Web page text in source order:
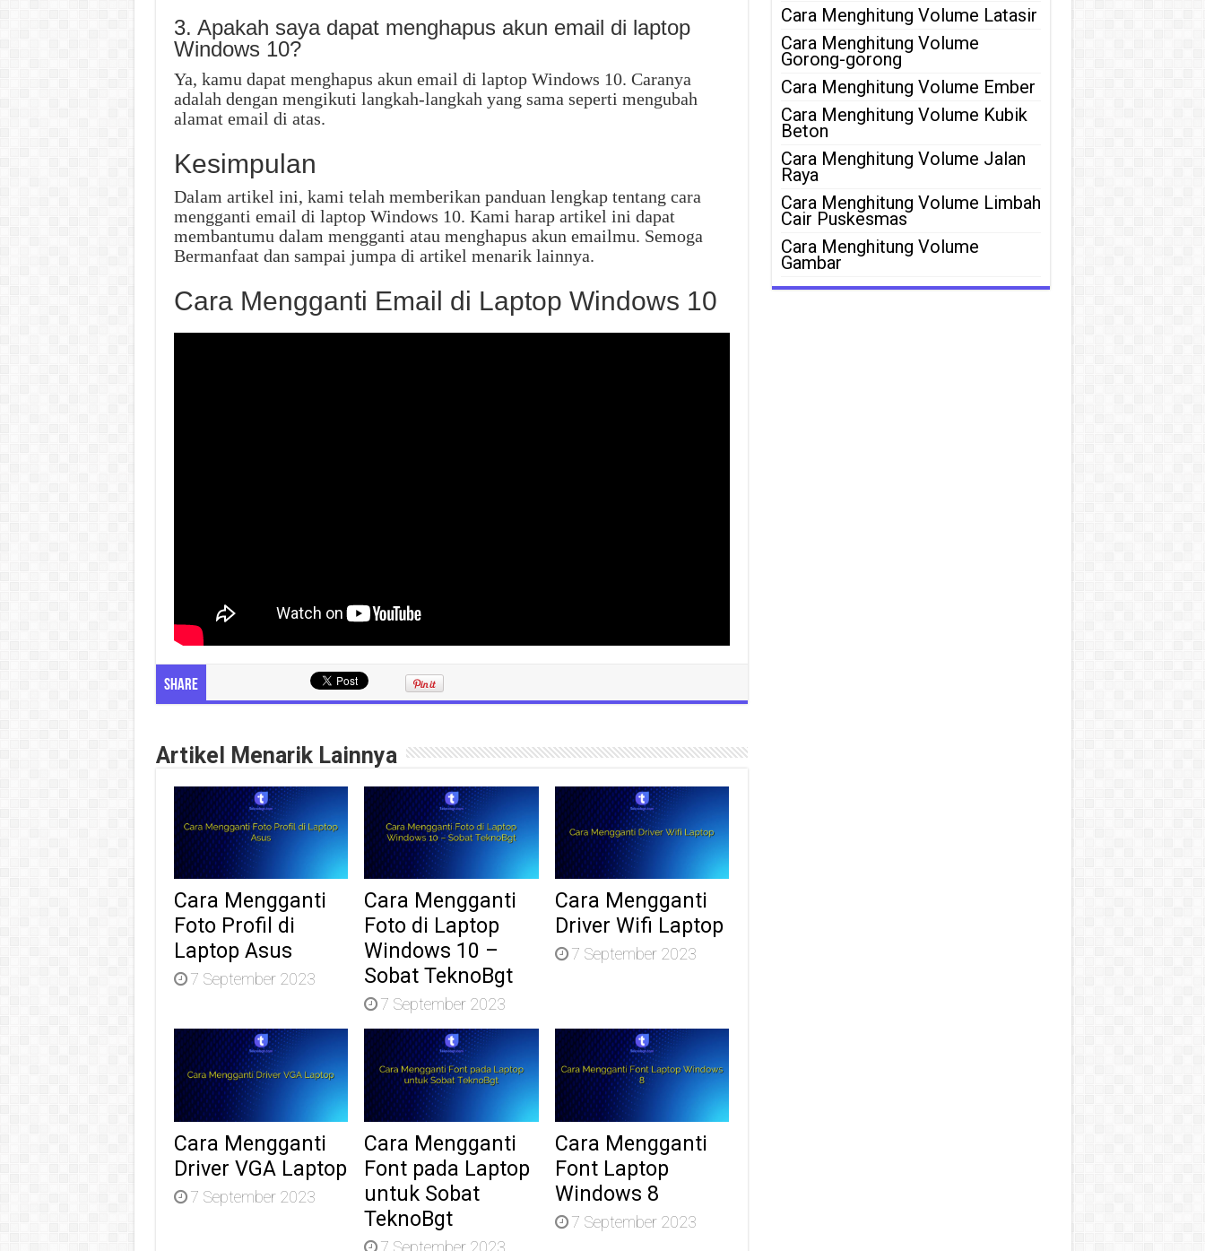
3. Apakah saya dapat menghapus akun email di laptop
Windows 10?
Ya, kamu dapat menghapus akun email di laptop Windows 10. Caranya
adalah dengan mengikuti langkah-langkah yang sama seperti mengubah
alamat email di atas.
Kesimpulan
Dalam artikel ini, kami telah memberikan panduan lengkap tentang cara
mengganti email di laptop Windows 10. Kami harap artikel ini dapat
membantumu dalam mengganti atau menghapus akun emailmu. Semoga
Bermanfaat dan sampai jumpa di artikel menarik lainnya.
Cara Mengganti Email di Laptop Windows 10
Share
Artikel Menarik Lainnya
Cara Mengganti
Foto Profil di
Laptop Asus
7 September 2023
Cara Mengganti
Foto di Laptop
Windows 10 –
Sobat TeknoBgt
7 September 2023
Cara Mengganti
Driver Wifi Laptop
7 September 2023
Cara Mengganti
Driver VGA Laptop
7 September 2023
Cara Mengganti
Font pada Laptop
untuk Sobat
TeknoBgt
7 September 2023
Cara Mengganti
Font Laptop
Windows 8
7 September 2023
Cara Menghitung Volume Latasir
Cara Menghitung Volume
Gorong-gorong
Cara Menghitung Volume Ember
Cara Menghitung Volume Kubik
Beton
Cara Menghitung Volume Jalan
Raya
Cara Menghitung Volume Limbah
Cair Puskesmas
Cara Menghitung Volume
Gambar